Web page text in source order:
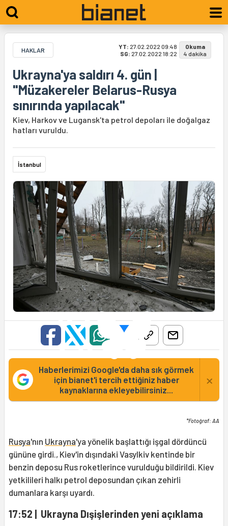
HAKLAR YT: 27.02.2022 09:48
SG: 27.02.2022 18:22
Okuma
4 dakika
Ukrayna'ya saldırı 4. gün |
"Müzakereler Belarus-Rusya
sınırında yapılacak"
Kiev, Harkov ve Lugansk'ta petrol depoları ile doğalgaz
hatları vuruldu.
İstanbul
Haberlerimizi Google'da daha sık görmek
için bianet'i tercih ettiğiniz haber
kaynaklarına ekleyebilirsiniz...
×
*Fotoğraf: AA
Rusya'nın Ukrayna'ya yönelik başlattığı işgal dördüncü
gününe girdi., Kiev'in dışındaki Vasylkiv kentinde bir
benzin deposu Rus roketlerince vurulduğu bildirildi. Kiev
yetkilileri halkı petrol deposundan çıkan zehirli
dumanlara karşı uyardı.
17:52 | Ukrayna Dışişlerinden yeni açıklama